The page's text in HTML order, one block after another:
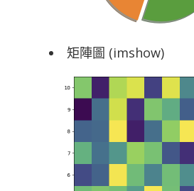
矩陣圖 (imshow)